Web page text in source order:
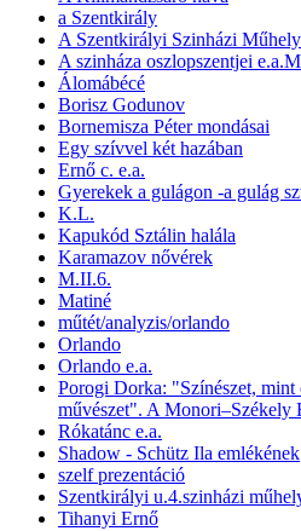
a Szentkirály
A Szentkirályi Szinházi Műhely
A szinháza oszlopszentjei
Álomábécé
Borisz Godunov
Bornemisza Péter mondásai
Egy szívvel két hazában
Ernő c. e.a.
Gyerekek a gulágon -a gulág
K.L.
Kapukód Sztálin halála
Karamazov nővérek
M.II.6.
Matiné
műtét/analyzis/orlando
Orlando
Orlando e.a.
Porogi Dorka: "Színészet,
művészet". A Monori–Székely
Rókatánc e.a.
Shadow - Schütz Ila emlékének
szelf prezentáció
Szentkirályi u.4.szinházi
Tihanyi Ernő